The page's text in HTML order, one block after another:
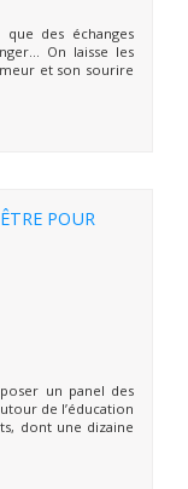
des échanges
On laisse les
et son sourire
POUR
un panel des
de l’éducation
dont une dizaine